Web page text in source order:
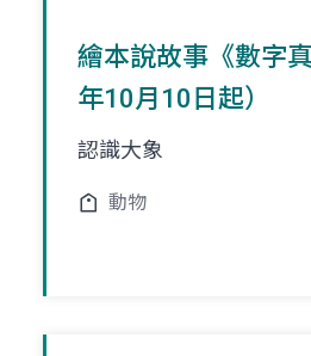
繪本說故事《數字
年10月10日起）
認識大象
動物